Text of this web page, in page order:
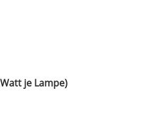
je Lampe)